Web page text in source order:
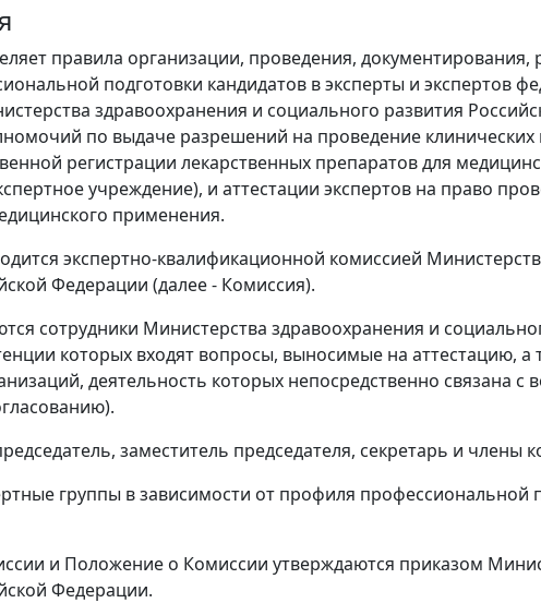
правила организации, проведения, документирования,
подготовки кандидатов в эксперты и экспертов
здравоохранения и социального развития
по выдаче разрешений на проведение клинических
регистрации лекарственных препаратов для
учреждение), и аттестации экспертов на право
применения.
экспертно-квалификационной комиссией
Федерации (далее - Комиссия).
сотрудники Министерства здравоохранения и
которых входят вопросы, выносимые на аттестацию, а
деятельность которых непосредственно связана с
заместитель председателя, секретарь и члены
группы в зависимости от профиля профессиональной
и Положение о Комиссии утверждаются приказом
Федерации.